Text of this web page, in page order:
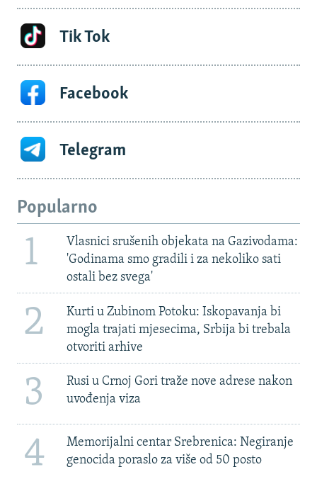
Tik Tok
Facebook
Telegram
Popularno
1
Vlasnici srušenih objekata na Gazivodama:
'Godinama smo gradili i za nekoliko sati
ostali bez svega'
2
Kurti u Zubinom Potoku: Iskopavanja bi
mogla trajati mjesecima, Srbija bi trebala
otvoriti arhive
3
Rusi u Crnoj Gori traže nove adrese nakon
uvođenja viza
4
Memorijalni centar Srebrenica: Negiranje
genocida poraslo za više od 50 posto